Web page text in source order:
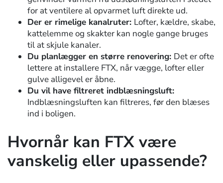
for at ventilere al opvarmet luft direkte ud.
Der er rimelige kanalruter: Lofter, kældre, skabe,
kattelemme og skakter kan nogle gange bruges
til at skjule kanaler.
Du planlægger en større renovering: Det er ofte
lettere at installere FTX, når vægge, lofter eller
gulve alligevel er åbne.
Du vil have filtreret indblæsningsluft:
Indblæsningsluften kan filtreres, før den blæses
ind i boligen.
Hvornår kan FTX være
vanskelig eller upassende?